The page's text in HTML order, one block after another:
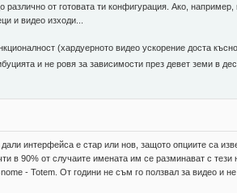
от готовата ти конфигурация. Ако,
и видео изходи...
(хардуерното видео ускорение доста
и не ровя за зависимости през девет земи в
интерфейса е стар или нов, защото опциите са
в 90% от случаите имената им се разминават с
- Totem. От години не съм го ползвал за видео и